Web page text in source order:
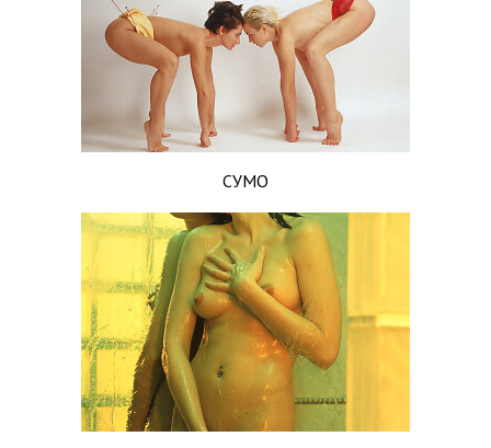
СУМО